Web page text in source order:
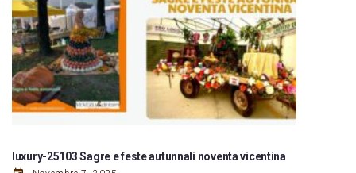
luxury-25103 Sagre e feste autunnali noventa vicentina